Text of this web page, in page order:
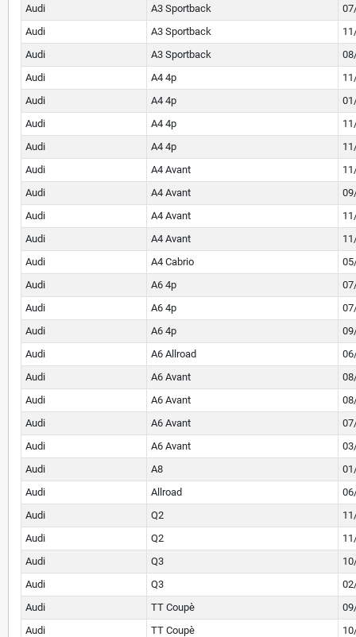
Audi
A3 Sportback
Audi
A3 Sportback
Audi
A3 Sportback
Audi
A4 4p
Audi
A4 4p
Audi
A4 4p
Audi
A4 4p
Audi
A4 Avant
Audi
A4 Avant
Audi
A4 Avant
Audi
A4 Avant
Audi
A4 Cabrio
Audi
A6 4p
Audi
A6 4p
Audi
A6 4p
Audi
A6 Allroad
Audi
A6 Avant
Audi
A6 Avant
Audi
A6 Avant
Audi
A6 Avant
Audi
A8
Audi
Allroad
Audi
Q2
Audi
Q2
Audi
Q3
Audi
Q3
Audi
TT Coupè
Audi
TT Coupè